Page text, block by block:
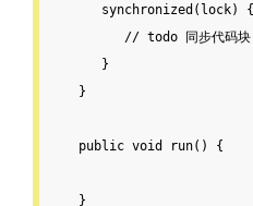
// todo 同步代码块
public void run() {